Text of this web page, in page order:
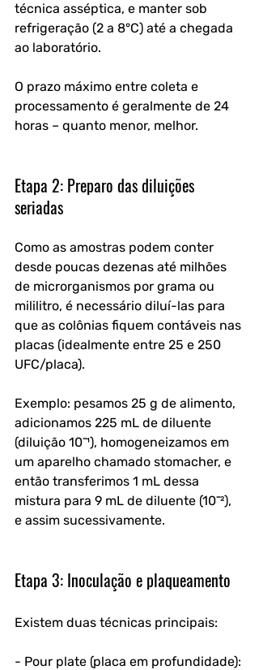
técnica asséptica, e manter sob
refrigeração (2 a 8°C) até a chegada
ao laboratório.
O prazo máximo entre coleta e
processamento é geralmente de 24
horas – quanto menor, melhor.
Etapa 2: Preparo das diluições
seriadas
Como as amostras podem conter
desde poucas dezenas até milhões
de microrganismos por grama ou
mililitro, é necessário diluí-las para
que as colônias fiquem contáveis nas
placas (idealmente entre 25 e 250
UFC/placa).
Exemplo: pesamos 25 g de alimento,
adicionamos 225 mL de diluente
(diluição 10⁻¹), homogeneizamos em
um aparelho chamado stomacher, e
então transferimos 1 mL dessa
mistura para 9 mL de diluente (10⁻²),
e assim sucessivamente.
Etapa 3: Inoculação e plaqueamento
Existem duas técnicas principais:
- Pour plate (placa em profundidade):